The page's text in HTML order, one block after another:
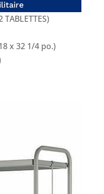
TABLETTES)
x 32 1/4 po.)